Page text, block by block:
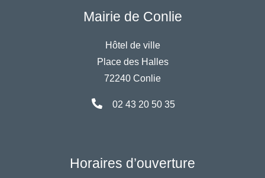
Mairie de Conlie
Hôtel de ville
Place des Halles
72240 Conlie
02 43 20 50 35
Horaires d’ouverture